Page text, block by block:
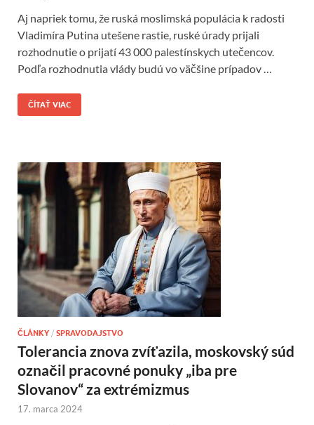
Aj napriek tomu, že ruská moslimská populácia k radosti
Vladimíra Putina utešene rastie, ruské úrady prijali
rozhodnutie o prijatí 43 000 palestínskych utečencov.
Podľa rozhodnutia vlády budú vo väčšine prípadov …
ČÍTAŤ VIAC
ČLÁNKY / SPRAVODAJSTVO
Tolerancia znova zvíťazila, moskovský súd
označil pracovné ponuky „iba pre
Slovanov“ za extrémizmus
17. marca 2024